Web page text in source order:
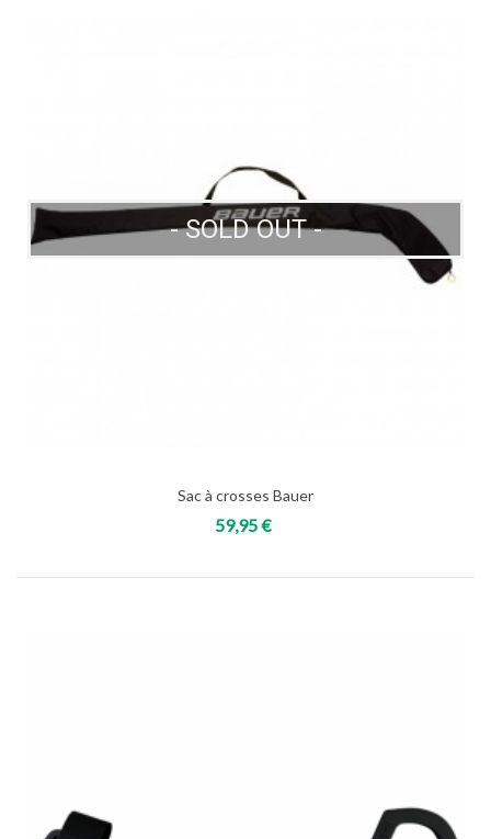
- SOLD OUT -
Sac à crosses Bauer
59,95 €